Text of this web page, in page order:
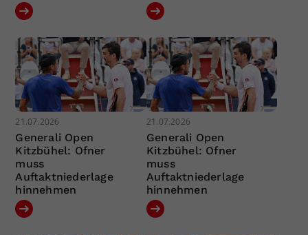
21.07.2026
Generali Open
Kitzbühel: Ofner
muss
Auftaktniederlage
hinnehmen
21.07.2026
Generali Open
Kitzbühel: Ofner
muss
Auftaktniederlage
hinnehmen